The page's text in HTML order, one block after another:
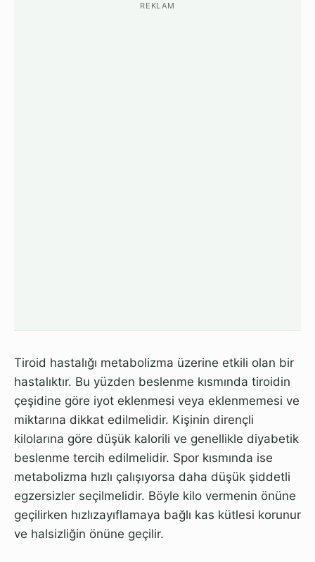
REKLAM
Tiroid hastalığı metabolizma üzerine etkili olan bir
hastalıktır. Bu yüzden beslenme kısmında tiroidin
çeşidine göre iyot eklenmesi veya eklenmemesi ve
miktarına dikkat edilmelidir. Kişinin dirençli
kilolarına göre düşük kalorili ve genellikle diyabetik
beslenme tercih edilmelidir. Spor kısmında ise
metabolizma hızlı çalışıyorsa daha düşük şiddetli
egzersizler seçilmelidir. Böyle kilo vermenin önüne
geçilirken hızlızayıflamaya bağlı kas kütlesi korunur
ve halsizliğin önüne geçilir.